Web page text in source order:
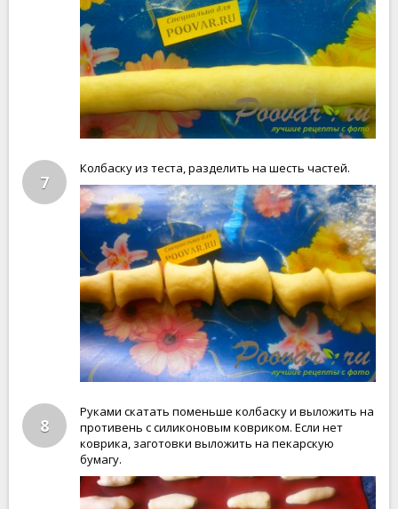
7
Колбаску из теста, разделить на шесть частей.
8
Руками скатать поменьше колбаску и выложить на
противень с силиконовым ковриком. Если нет
коврика, заготовки выложить на пекарскую
бумагу.